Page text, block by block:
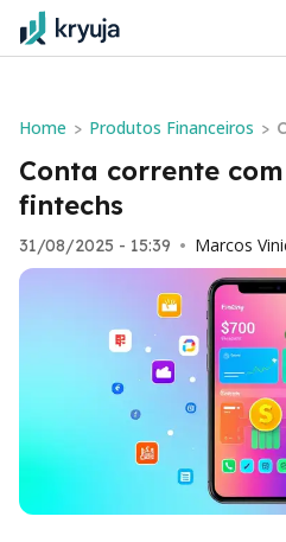
Home > Produtos Financeiros >
Conta corrente
fintechs
31/08/2025 - 15:39 • Marcos